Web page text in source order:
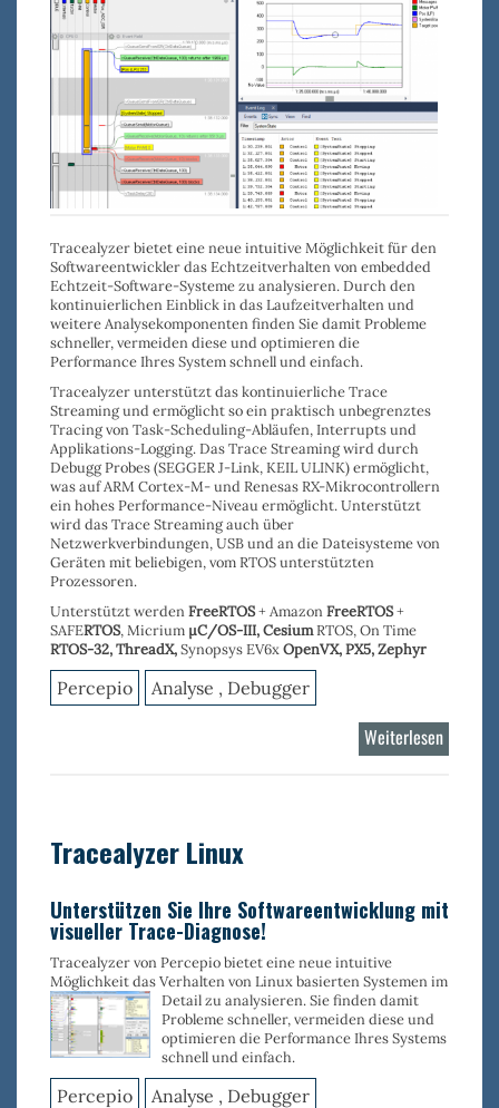
Tracealyzer bietet eine neue intuitive Möglichkeit für den
Softwareentwickler das Echtzeitverhalten von embedded
Echtzeit-Software-Systeme zu analysieren. Durch den
kontinuierlichen Einblick in das Laufzeitverhalten und
weitere Analysekomponenten finden Sie damitProbleme
schneller, vermeiden diese und optimieren die
PerformanceIhres System schnell und einfach.
Tracealyzerunterstützt daskontinuierliche Trace
Streamingund ermöglicht so ein praktisch unbegrenztes
Tracing von Task-Scheduling-Abläufen, Interrupts und
Applikations-Logging. Das Trace Streaming wird durch
Debugg Probes(SEGGER J-Link, KEIL ULINK) ermöglicht,
was auf ARM Cortex-M- und Renesas RX-Mikrocontrollern
ein hohes Performance-Niveau ermöglicht. Unterstützt
wird das Trace Streaming auch über
Netzwerkverbindungen, USBund an dieDateisystemevon
Geräten mit beliebigen, vom RTOS unterstützten
Prozessoren.
Unterstützt werden FreeRTOS+ Amazon FreeRTOS+
SAFERTOS, Micrium µC/OS-III,CesiumRTOS, On Time
RTOS-32,ThreadX,Synopsys EV6xOpenVX,PX5, Zephyr
Percepio Analyse , Debugger
Weiterlesen
Tracealyzer Linux
Unterstützen Sie Ihre Softwareentwicklung mit
visueller Trace-Diagnose!
Tracealyzer von Percepio bietet eine neue intuitive
Möglichkeit das Verhalten von Linux basierten Systemen im
Detail zu analysieren. Sie finden damit
Probleme schneller, vermeiden diese und
optimieren die Performance Ihres Systems
schnell und einfach.
Percepio Analyse , Debugger